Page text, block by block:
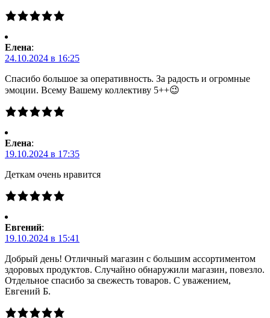
Елена:
24.10.2024 в 16:25
Спасибо большое за оперативность. За радость и огромные
эмоции. Всему Вашему коллективу 5++😉
Елена:
19.10.2024 в 17:35
Деткам очень нравится
Евгений:
19.10.2024 в 15:41
Добрый день! Отличный магазин с большим ассортиментом
здоровых продуктов. Случайно обнаружили магазин, повезло.
Отдельное спасибо за свежесть товаров. С уважением,
Евгений Б.